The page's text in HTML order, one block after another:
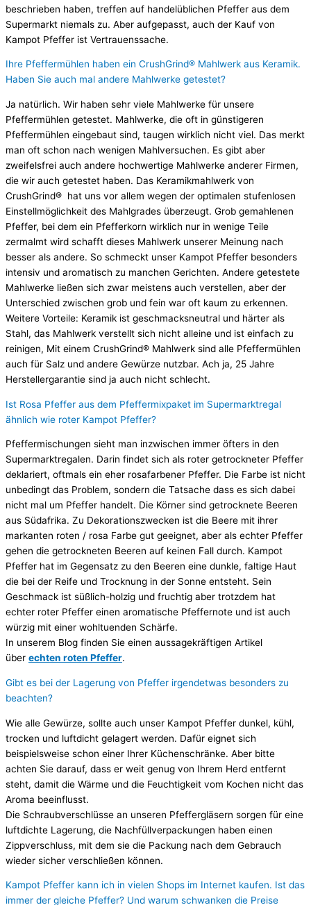
beschrieben haben, treffen auf handelüblichen Pfeffer aus dem
Supermarkt niemals zu. Aber aufgepasst, auch der Kauf von
Kampot Pfeffer ist Vertrauenssache.
Ihre Pfeffermühlen haben ein CrushGrind® Mahlwerk aus Keramik.
Haben Sie auch mal andere Mahlwerke getestet?
Ja natürlich. Wir haben sehr viele Mahlwerke für unsere
Pfeffermühlen getestet. Mahlwerke, die oft in günstigeren
Pfeffermühlen eingebaut sind, taugen wirklich nicht viel. Das merkt
man oft schon nach wenigen Mahlversuchen. Es gibt aber
zweifelsfrei auch andere hochwertige Mahlwerke anderer Firmen,
die wir auch getestet haben. Das Keramikmahlwerk von
CrushGrind® hat uns vor allem wegen der optimalen stufenlosen
Einstellmöglichkeit des Mahlgrades überzeugt. Grob gemahlenen
Pfeffer, bei dem ein Pfefferkorn wirklich nur in wenige Teile
zermalmt wird schafft dieses Mahlwerk unserer Meinung nach
besser als andere. So schmeckt unser Kampot Pfeffer besonders
intensiv und aromatisch zu manchen Gerichten. Andere getestete
Mahlwerke ließen sich zwar meistens auch verstellen, aber der
Unterschied zwischen grob und fein war oft kaum zu erkennen.
Weitere Vorteile: Keramik ist geschmacksneutral und härter als
Stahl, das Mahlwerk verstellt sich nicht alleine und ist einfach zu
reinigen, Mit einem CrushGrind® Mahlwerk sind alle Pfeffermühlen
auch für Salz und andere Gewürze nutzbar. Ach ja, 25 Jahre
Herstellergarantie sind ja auch nicht schlecht.
Ist Rosa Pfeffer aus dem Pfeffermixpaket im Supermarktregal
ähnlich wie roter Kampot Pfeffer?
Pfeffermischungen sieht man inzwischen immer öfters in den
Supermarktregalen. Darin findet sich als roter getrockneter Pfeffer
deklariert, oftmals ein eher rosafarbener Pfeffer. Die Farbe ist nicht
unbedingt das Problem, sondern die Tatsache dass es sich dabei
nicht mal um Pfeffer handelt. Die Körner sind getrocknete Beeren
aus Südafrika. Zu Dekorationszwecken ist die Beere mit ihrer
markanten roten / rosa Farbe gut geeignet, aber als echter Pfeffer
gehen die getrockneten Beeren auf keinen Fall durch. Kampot
Pfeffer hat im Gegensatz zu den Beeren eine dunkle, faltige Haut
die bei der Reife und Trocknung in der Sonne entsteht. Sein
Geschmack ist süßlich-holzig und fruchtig aber trotzdem hat
echter roter Pfeffer einen aromatische Pfeffernote und ist auch
würzig mit einer wohltuenden Schärfe.
In unserem Blog finden Sie einen aussagekräftigen Artikel
über echten roten Pfeffer.
Gibt es bei der Lagerung von Pfeffer irgendetwas besonders zu
beachten?
Wie alle Gewürze, sollte auch unser Kampot Pfeffer dunkel, kühl,
trocken und luftdicht gelagert werden. Dafür eignet sich
beispielsweise schon einer Ihrer Küchenschränke. Aber bitte
achten Sie darauf, dass er weit genug von Ihrem Herd entfernt
steht, damit die Wärme und die Feuchtigkeit vom Kochen nicht das
Aroma beeinflusst.
Die Schraubverschlüsse an unseren Pfeffergläsern sorgen für eine
luftdichte Lagerung, die Nachfüllverpackungen haben einen
Zippverschluss, mit dem sie die Packung nach dem Gebrauch
wieder sicher verschließen können.
Kampot Pfeffer kann ich in vielen Shops im Internet kaufen. Ist das
immer der gleiche Pfeffer? Und warum schwanken die Preise